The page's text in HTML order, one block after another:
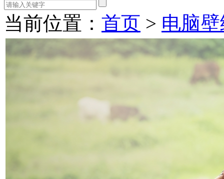
当前位置： 首页 > 电脑